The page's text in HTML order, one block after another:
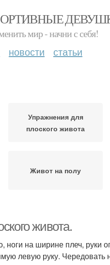
мир - начни с себя!
новости статьи
Упражнения для
плоского живота
Живот на полу
живота.
ноги на ширине плеч, руки
левую руку.